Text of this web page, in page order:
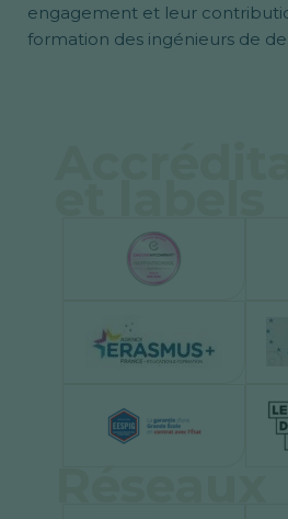
engagement et leur
formation des ingénieurs de